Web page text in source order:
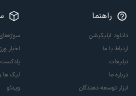
راهنما
دانلود اپلیکیشن
ارتباط با ما
تبلیغات
درباره ما
ابزار توسعه دهندگان
اخبار
پادکست
لیگ ها
ویدئو